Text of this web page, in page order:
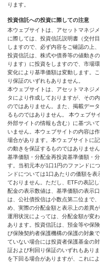
ります。
投資信託への投資に際しての注意
本ウェブサイトは、アセットマネジ
に際しては、投資信託説明書（交付
しますので、必ず内容をご確認の上
投資信託は、株式や債券等の値動き
ります）に投資をしますので、市場
変化により基準価額は変動します。
り保証のいずれもありません。
本ウェブサイトは、アセットマネジ
タにより作成しておりますが、その
のではありません。また、掲載デー
るものではありません。 本ウェブサ
外部サイトの情報も含む）に基づい
いません。本ウェブサイトの内容は
場合があります。本ウェブサイトに
の動きを保証するものではありません
基準価額・分配金再投資基準価額・
す。当初元本が1口1円のファンドに
ンドについては1口あたりの価額を
ておりません。ただし、ETFの表記
配金の表示数値は、基準価額の表示
は、公社債投信は小数点第二位まで
め、実際の分配金額と表示上の差異
運用状況によっては、分配金額が変
あります。投資信託は、預金等や保
び保険契約者保護機構の保護の対象
ていない場合には投資者保護基金の
証および利回り保証のいずれもあり
を下回る場合がありますが、これに